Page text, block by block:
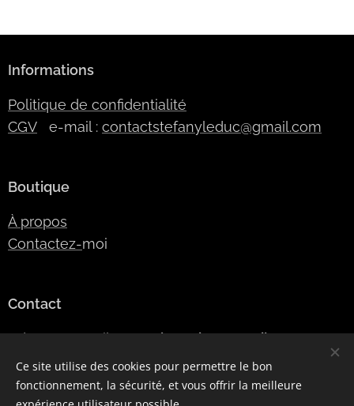
Informations
Politique de confidentialité
CGV e-mail : contactstefanyleduc@gmail.com
Boutique
À propos
Contactez-moi
Contact
Adresse e-mail:SLModeDesign@gmail.com
Numéro de téléphone:06 42 24 45 09
Ce site utilise des cookies pour permettre le bon
fonctionnement, la sécurité, et vous offrir la meilleure